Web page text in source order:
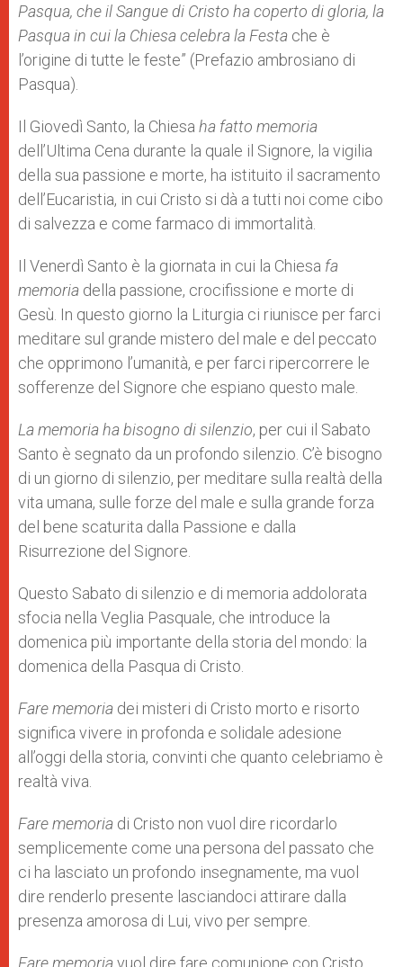
Pasqua, che il Sangue di Cristo ha coperto di gloria, la
Pasqua in cui la Chiesa celebra la Festa che è
l’origine di tutte le feste” (Prefazio ambrosiano di
Pasqua).
Il Giovedì Santo, la Chiesa ha fatto memoria
dell’Ultima Cena durante la quale il Signore, la vigilia
della sua passione e morte, ha istituito il sacramento
dell’Eucaristia, in cui Cristo si dà a tutti noi come cibo
di salvezza e come farmaco di immortalità.
Il Venerdì Santo è la giornata in cui la Chiesa fa
memoria della passione, crocifissione e morte di
Gesù. In questo giorno la Liturgia ci riunisce per farci
meditare sul grande mistero del male e del peccato
che opprimono l’umanità, e per farci ripercorrere le
sofferenze del Signore che espiano questo male.
La memoria ha bisogno di silenzio, per cui il Sabato
Santo è segnato da un profondo silenzio. C’è bisogno
di un giorno di silenzio, per meditare sulla realtà della
vita umana, sulle forze del male e sulla grande forza
del bene scaturita dalla Passione e dalla
Risurrezione del Signore.
Questo Sabato di silenzio e di memoria addolorata
sfocia nella Veglia Pasquale, che introduce la
domenica più importante della storia del mondo: la
domenica della Pasqua di Cristo.
Fare memoria dei misteri di Cristo morto e risorto
significa vivere in profonda e solidale adesione
all’oggi della storia, convinti che quanto celebriamo è
realtà viva.
Fare memoria di Cristo non vuol dire ricordarlo
semplicemente come una persona del passato che
ci ha lasciato un profondo insegnamente, ma vuol
dire renderlo presente lasciandoci attirare dalla
presenza amorosa di Lui, vivo per sempre.
Fare memoriavuol dire fare comunione con Cristo.